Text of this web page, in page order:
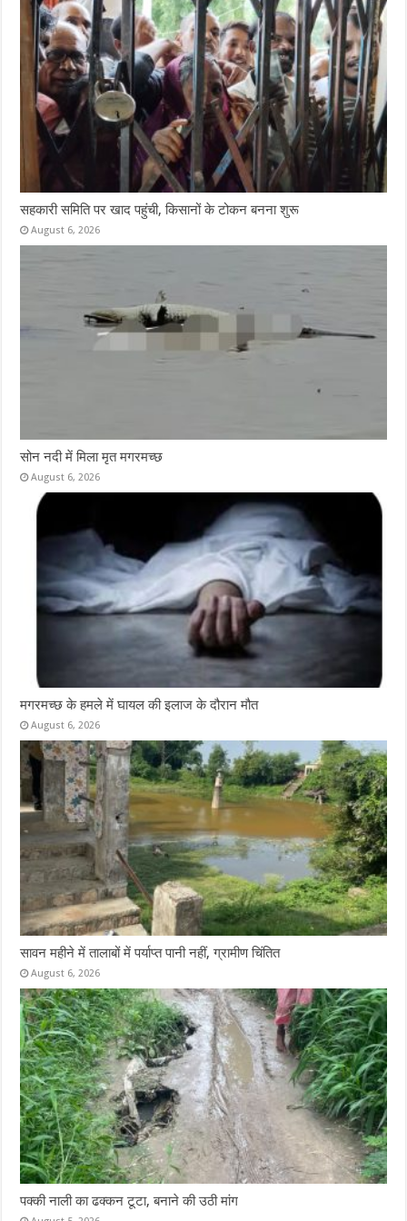
सहकारी समिति पर खाद पहुंची, किसानों के टोकन बनना शुरू
August 6, 2026
सोन नदी में मिला मृत मगरमच्छ
August 6, 2026
मगरमच्छ के हमले में घायल की इलाज के दौरान मौत
August 6, 2026
सावन महीने में तालाबों में पर्याप्त पानी नहीं, ग्रामीण चिंतित
August 6, 2026
पक्की नाली का ढक्कन टूटा, बनाने की उठी मांग